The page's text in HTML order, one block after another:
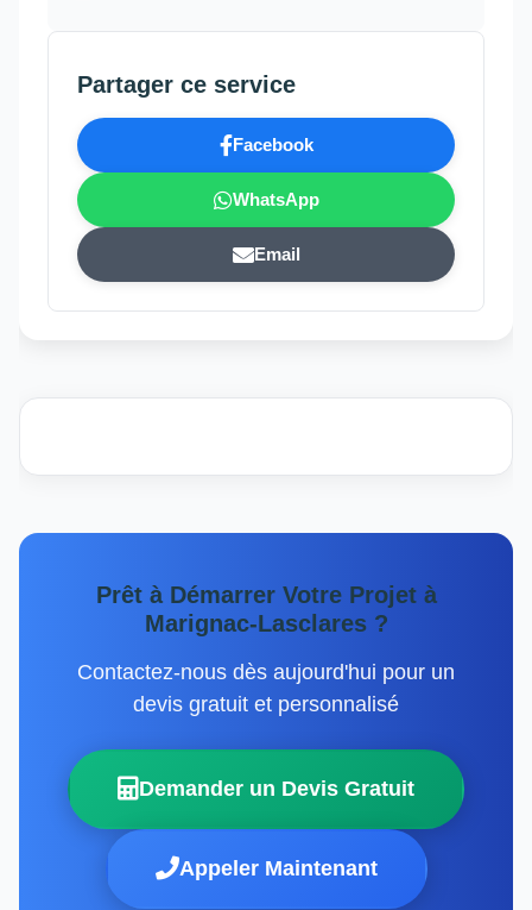
Partager ce service
Facebook
WhatsApp
Email
Prêt à Démarrer Votre Projet à
Marignac-Lasclares ?
Contactez-nous dès aujourd'hui pour un
devis gratuit et personnalisé
Demander un Devis Gratuit
Appeler Maintenant